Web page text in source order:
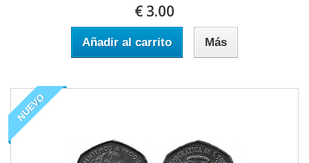
€ 3.00
Añadir al carrito Más
NUEVO